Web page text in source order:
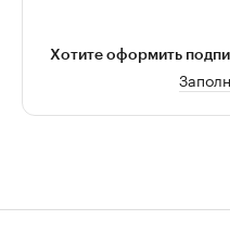
Хотите оформить